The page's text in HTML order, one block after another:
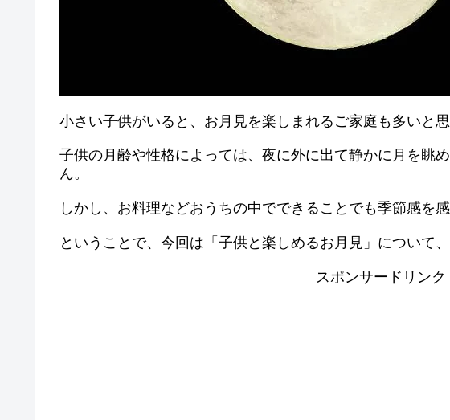
小さい子供がいると、お月見を楽しまれるご家庭も多いと思
子供の月齢や性格によっては、夜に外に出て静かに月を眺
ん。
しかし、お料理などおうちの中でできることでも季節感を
ということで、今回は「子供と楽しめるお月見」について
スポンサードリンク